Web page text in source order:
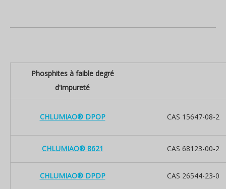
Phosphites à faible degré
d'impureté
CHLUMIAO® DPOP CAS 15647-08-2
CHLUMIAO® 8621 CAS 68123-00-2
CHLUMIAO® DPDP CAS 26544-23-0